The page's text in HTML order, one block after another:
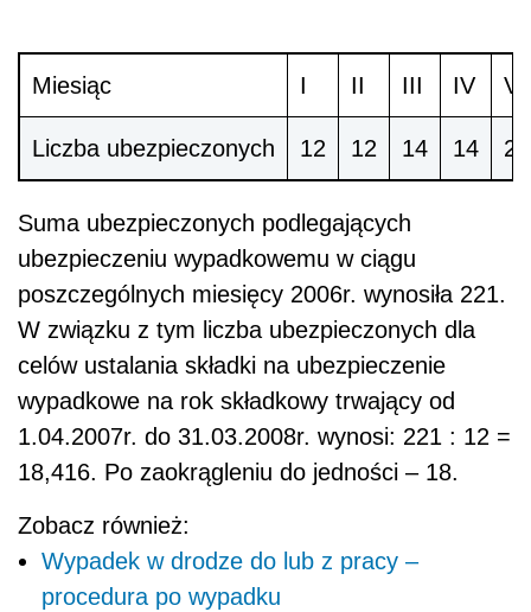
Miesiąc I II III IV V
Liczba ubezpieczonych 12 12 14 14 21
Suma ubezpieczonych podlegających
ubezpieczeniu wypadkowemu w ciągu
poszczególnych miesięcy 2006r. wynosiła 221.
W związku z tym liczba ubezpieczonych dla
celów ustalania składki na ubezpieczenie
wypadkowe na rok składkowy trwający od
1.04.2007r. do 31.03.2008r. wynosi: 221 : 12 =
18,416. Po zaokrągleniu do jedności – 18.
Zobacz również:
Wypadek w drodze do lub z pracy –
procedura po wypadku